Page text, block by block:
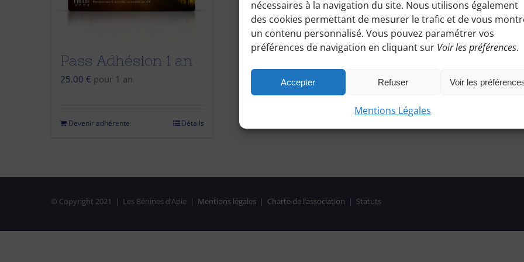
nécessaires à la navigation du site. Nous utilisons également
des cookies permettant de mesurer le trafic et de vous
un contenu personnalisé. Vous pouvez paramétrer vos
préférences de navigation en cliquant sur Voir les préférences.
Accepter Refuser Voir les
Mentions Légales
Pass Adhésion 1 an
25.00 € pour 1 an
Devenir adhérente Détails
© Copyright 2021 | Les Bénines d’Apie | Mentions légales| Charte de l’association | Statuts